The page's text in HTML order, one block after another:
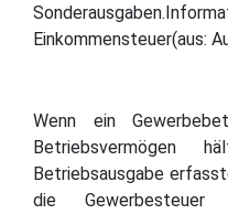
Einkommensteuer(aus:
Wenn ein
Betriebsausgabe
die Gewerbesteuer